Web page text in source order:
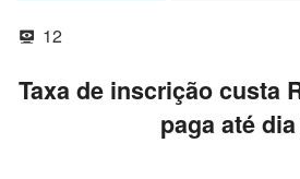
12
Taxa de inscrição custa
paga até dia